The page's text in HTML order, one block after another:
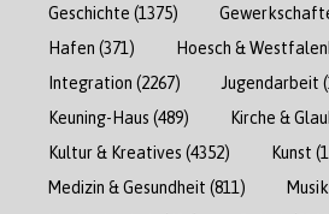
Geschichte (1375)
Hafen (371) Hoesch &
Integration (2267) Jugendarbeit
Keuning-Haus (489) Kirche &
Kultur & Kreatives (4352) Kunst
Medizin & Gesundheit (811) Musik